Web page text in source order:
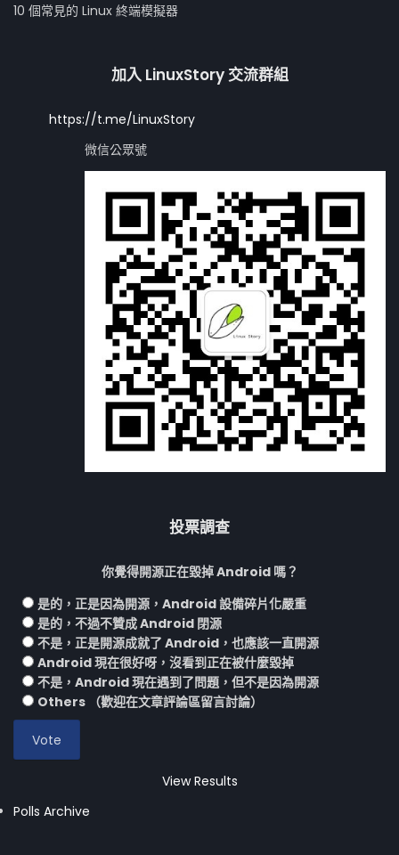
10 個常見的 Linux 終端模擬器
加入 LinuxStory 交流群組
https://t.me/LinuxStory
微信公眾號
投票調查
你覺得開源正在毀掉 Android 嗎？
是的，正是因為開源，Android 設備碎片化嚴重
是的，不過不贊成 Android 閉源
不是，正是開源成就了 Android，也應該一直開源
Android 現在很好呀，沒看到正在被什麼毀掉
不是，Android 現在遇到了問題，但不是因為開源
Others （歡迎在文章評論區留言討論）
View Results
Polls Archive